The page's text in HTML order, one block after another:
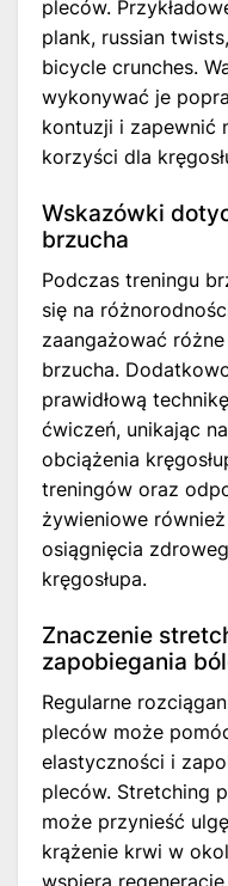
pleców.
plank, russian
bicycle crunches.
wykonywać je
kontuzji i zapewnić
korzyści dla
Wskazówki
brzucha
Podczas treningu
się na
zaangażować
brzucha.
prawidłową
ćwiczeń, unikając
obciążenia
treningów oraz
żywieniowe
osiągnięcia
kręgosłupa.
Znaczenie
zapobiegania
Regularne
pleców może
elastyczności i
pleców. Stretching
może przynieść
krążenie krwi w
wspiera